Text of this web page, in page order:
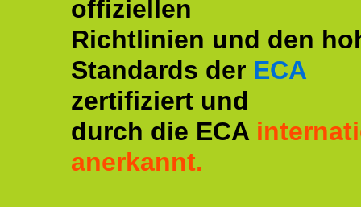
offiziellen
Richtlinien und den
Standards der ECA
zertifiziert und
durch die ECA
anerkannt.